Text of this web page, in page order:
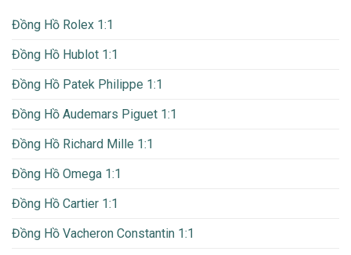
Đồng Hồ Rolex 1:1
Đồng Hồ Hublot 1:1
Đồng Hồ Patek Philippe 1:1
Đồng Hồ Audemars Piguet 1:1
Đồng Hồ Richard Mille 1:1
Đồng Hồ Omega 1:1
Đồng Hồ Cartier 1:1
Đồng Hồ Vacheron Constantin 1:1